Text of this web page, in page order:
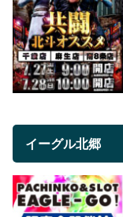
イーグル北郷